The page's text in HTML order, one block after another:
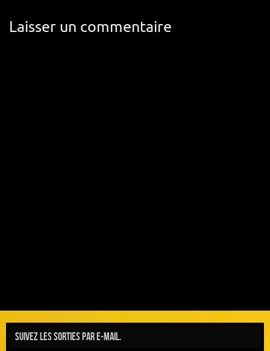
Laisser un commentaire
Suivez les sorties par e-mail.